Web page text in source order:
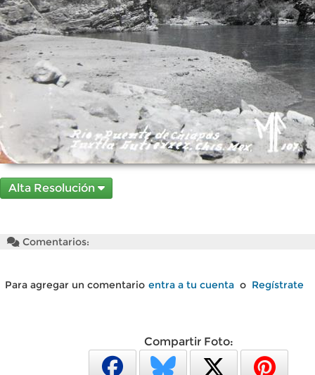
Alta Resolución
Comentarios:
Para agregar un comentario entra a tu cuenta o Regístrate
Compartir Foto: